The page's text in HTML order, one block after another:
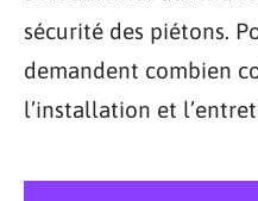
sécurité des piétons.
demandent combien
l’installation et